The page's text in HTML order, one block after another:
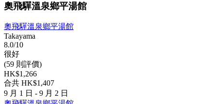
奧飛驒溫泉鄉平湯館
奧飛驒溫泉鄉平湯館
Takayama
8.0/10
很好
(59 則評價)
HK$1,266
合共 HK$1,407
9 月 1 日 - 9 月 2 日